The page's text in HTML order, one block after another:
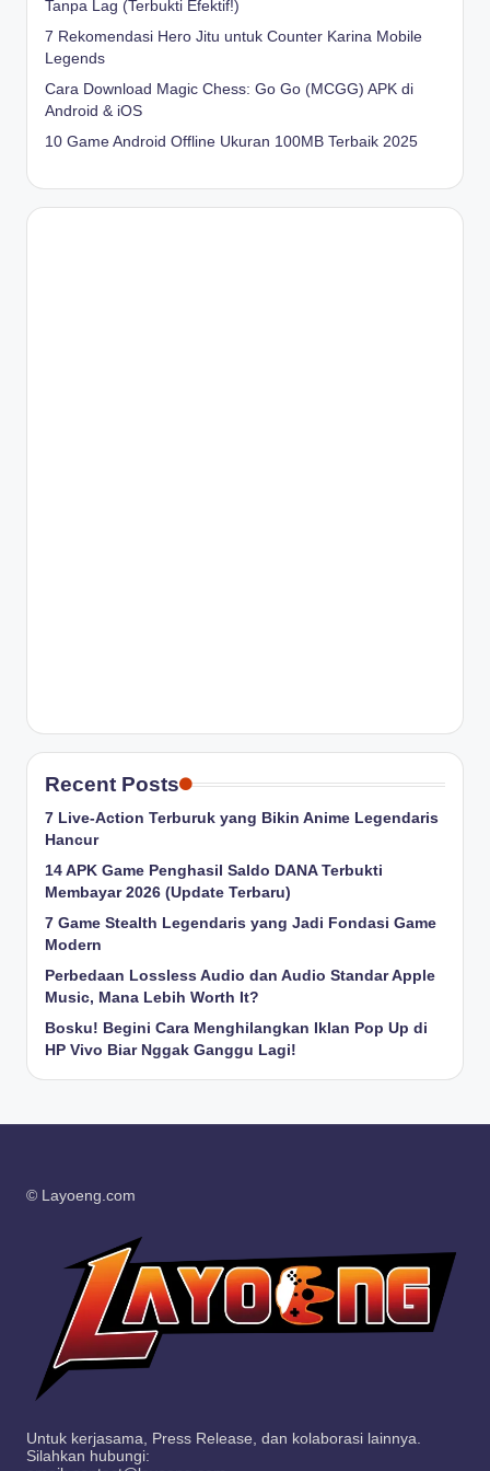
Tanpa Lag (Terbukti Efektif!)
7 Rekomendasi Hero Jitu untuk Counter Karina Mobile
Legends
Cara Download Magic Chess: Go Go (MCGG) APK di
Android & iOS
10 Game Android Offline Ukuran 100MB Terbaik 2025
Recent Posts
7 Live-Action Terburuk yang Bikin Anime Legendaris
Hancur
14 APK Game Penghasil Saldo DANA Terbukti
Membayar 2026 (Update Terbaru)
7 Game Stealth Legendaris yang Jadi Fondasi Game
Modern
Perbedaan Lossless Audio dan Audio Standar Apple
Music, Mana Lebih Worth It?
Bosku! Begini Cara Menghilangkan Iklan Pop Up di
HP Vivo Biar Nggak Ganggu Lagi!
© Layoeng.com
Untuk kerjasama, Press Release, dan kolaborasi lainnya.
Silahkan hubungi: